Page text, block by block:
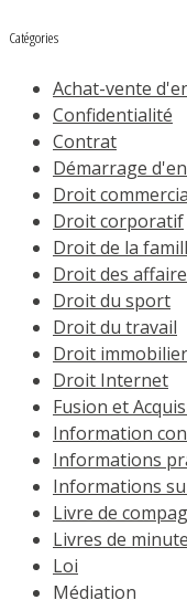
Catégories
Achat-vente
Confidentialité
Contrat
Démarrage
Droit
Droit corporatif
Droit de la
Droit des
Droit du sport
Droit du travail
Droit immobilier
Droit Internet
Fusion et
Information
Informations
Informations
Livre de
Livres de
Loi
Médiation